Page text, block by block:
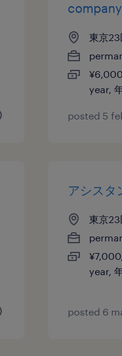
東京
year,
posted 5
アシスタ
東京
year,
posted 6